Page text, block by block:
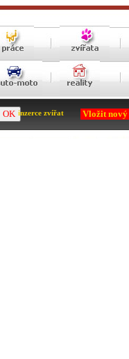
inzerce zvířat Vložit